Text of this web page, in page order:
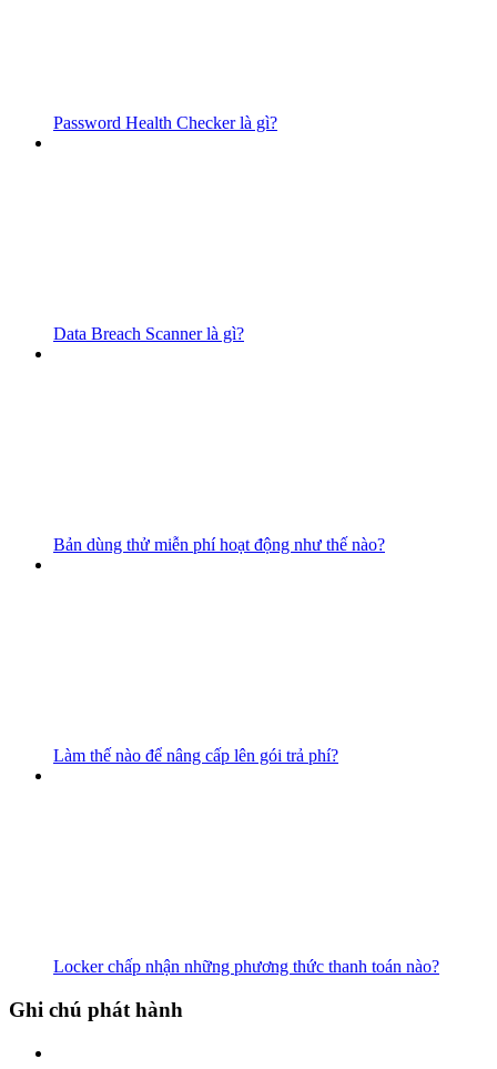
Password Health Checker là gì?
Data Breach Scanner là gì?
Bản dùng thử miễn phí hoạt động như thế nào?
Làm thế nào để nâng cấp lên gói trả phí?
Locker chấp nhận những phương thức thanh toán nào?
Ghi chú phát hành